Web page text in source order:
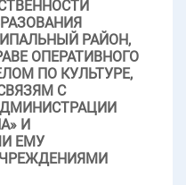
РАЙОН,
ОПЕРАТИВНОГО
ПО КУЛЬТУРЕ,
С
И
ЕМУ